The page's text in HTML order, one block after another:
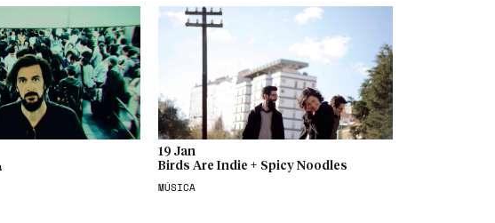
19 Jan
Birds Are Indie + Spicy Noodles
MÚSICA